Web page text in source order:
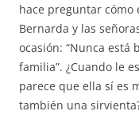
hace preguntar cómo
Bernarda y las
ocasión: “Nunca está
familia”. ¿Cuando le
parece que ella sí es
también una